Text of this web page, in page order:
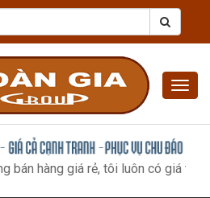
giá rẻ, tôi luôn có giá tốt nhất,